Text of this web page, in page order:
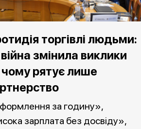
торгівлі людьми:
змінила виклики
чому рятує лише
за годину»,
зарплата без досвіду»,